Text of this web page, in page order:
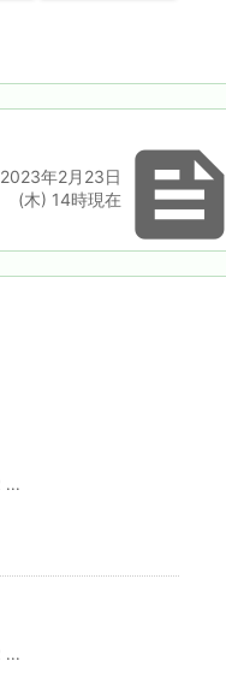

年2月23日
(木) 14時現在
...
...